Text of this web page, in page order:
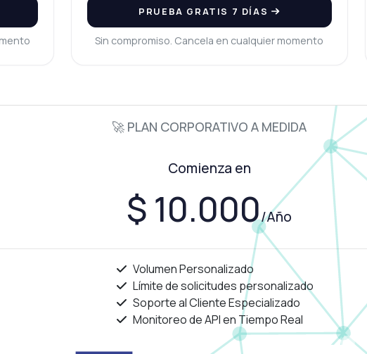
PRUEBA GRATIS 7 DÍAS
Sin compromiso. Cancela en cualquier momento
🚀 PLAN CORPORATIVO A MEDIDA
Comienza en
$ 10.000/Año
Volumen Personalizado
Límite de solicitudes personalizado
Soporte al Cliente Especializado
Monitoreo de API en Tiempo Real